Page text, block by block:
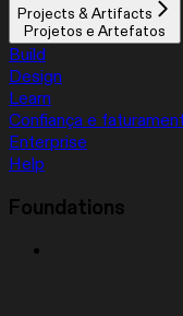
Projects & Artifacts
Projetos e Artefatos
Build
Design
Learn
Confiança e
Enterprise
Help
Foundations